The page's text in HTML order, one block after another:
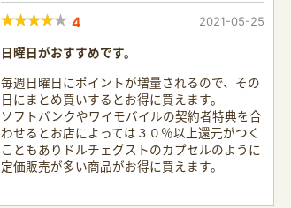
4 2021-05-25
日曜日がおすすめです。
毎週日曜日にポイントが増量されるので、その
日にまとめ買いするとお得に買えます。
ソフトバンクやワイモバイルの契約者特典を合
わせるとお店によっては３０％以上還元がつく
こともありドルチェグストのカプセルのように
定価販売が多い商品がお得に買えます。